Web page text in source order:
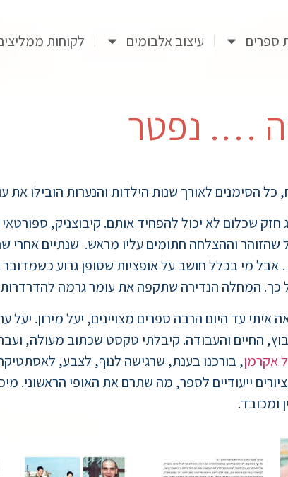
ספרים עיצוב אלבומים לקוחות
…. נפטר
שכלום לא יכול להפחיד אותם. קיבוצניק,
שהזוהר וההצלחה חתומים עליו מראש. שנתיים
מי בכלל חושב על אופציות שסופן גרוע
שתקפה את עומר גרמה להדרדרות מ-2018 ועד מותו הלא צפוי ב-
עד היום הרבה ספרים מצויינים, יעל מירון. יעל
החיים והעבודה. קיבלתי טקסט שכתוב מעולה,
אקרמן, בורכנו בענת, שרגישה לנוף, לצבע,
ייעודיים לספר, מה שתרם את האופי הראשוני.
ומכובד.